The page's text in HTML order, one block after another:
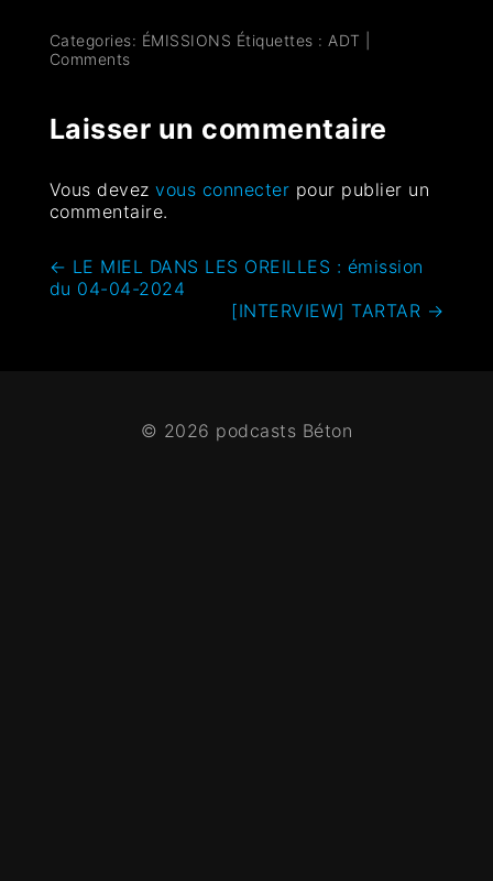
Categories: ÉMISSIONS Étiquettes : ADT
Comments
Laisser un commentaire
Vous devezvous connecter pour publier un
commentaire.
← LE MIEL DANS LES OREILLES : émission
du 04-04-2024
[INTERVIEW] TARTAR →
© 2026 podcasts Béton